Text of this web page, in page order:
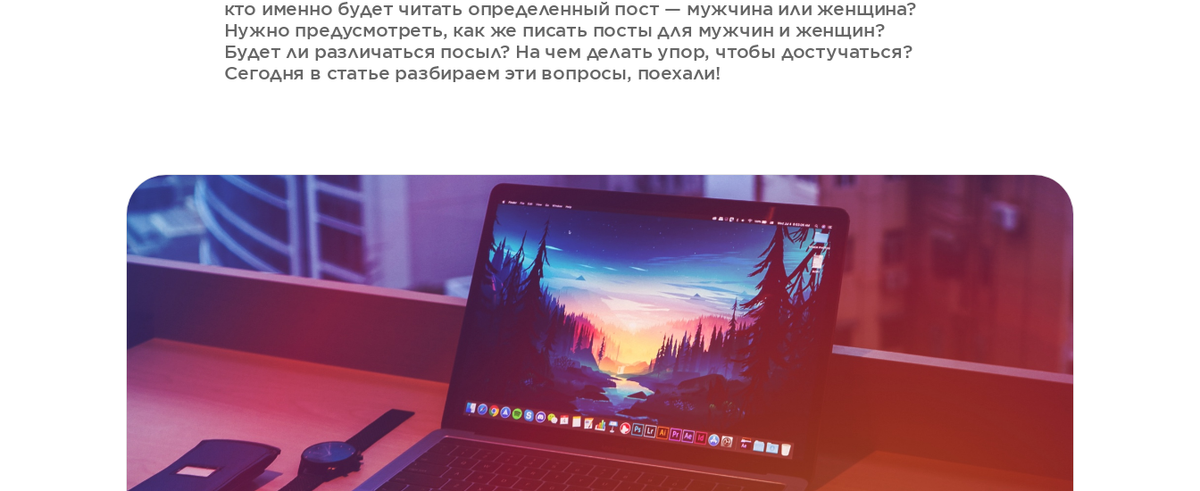
кто именно будет читать определенный пост — мужчина или женщина?
Нужно предусмотреть, как же писать посты для мужчин и женщин?
Будет ли различаться посыл? На чем делать упор, чтобы достучаться?
Сегодня в статье разбираем эти вопросы, поехали!